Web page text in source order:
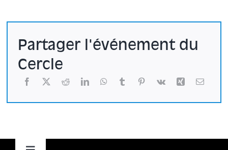
Partager l'événement du
Cercle